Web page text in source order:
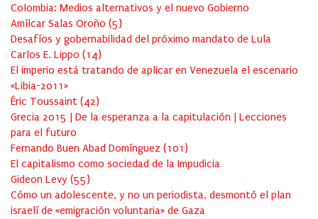
Colombia: Medios alternativos y el nuevo Gobierno
Amílcar Salas Oroño (5)
Desafíos y gobernabilidad del próximo mandato de Lula
Carlos E. Lippo (14)
El imperio está tratando de aplicar en Venezuela el escenario
«Libia-2011»
Éric Toussaint (42)
Grecia 2015 | De la esperanza a la capitulación | Lecciones
para el futuro
Fernando Buen Abad Domínguez (101 )
El capitalismo como sociedad de la Impudicia
Gideon Levy (55)
Cómo un adolescente, y no un periodista, desmontó el plan
israelí de «emigración voluntaria» de Gaza